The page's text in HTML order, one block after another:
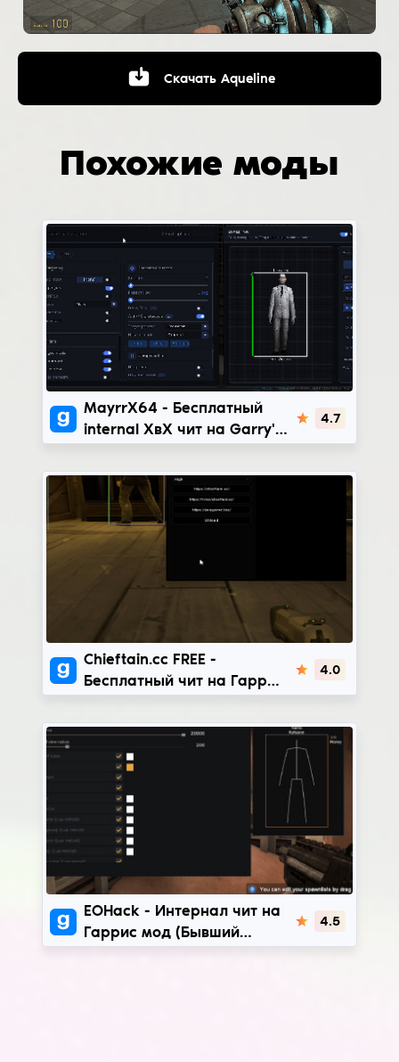
Скачать Aqueline
Похожие моды
MayrrX64
MayrrX64 - Бесплатный
internal ХвХ чит на Garry's
4.7
Chieftain.cc FREE
Chieftain.cc FREE -
Бесплатный чит на Гаррис
4.0
EOHack - Интернал чит на
Гаррис мод (Бывший
Cranium) | BETA: x86-x64
4.5